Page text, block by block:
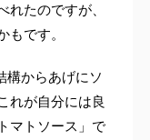
たのですが、
です。
構からあげにソ
れが自分には良
マトソース」で